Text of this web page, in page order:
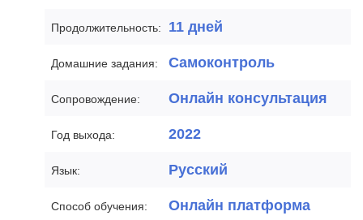
Продолжительность: 11 дней
Домашние задания: Самоконтроль
Сопровождение: Онлайн консультация
Год выхода: 2022
Язык: Русский
Способ обучения: Онлайн платформа